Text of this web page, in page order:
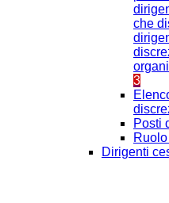
che
3
Posti
Dirigenti